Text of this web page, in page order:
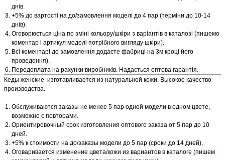
днів.
+5% до вартості на до/замовлення моделі до 4 пар (терміни до 10-14
днів).
Оговорюється ціна по зміні кольору/шкіри з варіантів в каталозі (пишемо
коментар і артикул моделі потрібного вигляду шкіри).
Всі коментарі до замовлення додаєте фабриці на 3м кроці його
проведення).
Передоплата на рахунки виробників. Надається оптова гарантія.
Кеды женские изготавливается из натуральной кожи. Высокое качество
производства.
Обслуживаются заказы не менее 5 пар одной модели в одном цвете,
возможно с повторами.
Ориентировочный срок изготовления оптового заказа от 5 пар до 10
дней.
+5% к стоимости на до/заказы модели до 5 пар (сроки до 14 дней),
Оговаривается изменение цвета/кожи из вариантов в каталоге (пишем